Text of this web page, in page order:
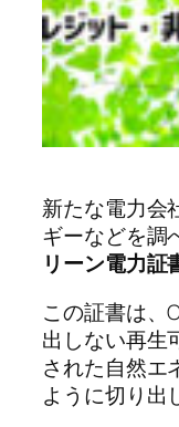
新たな電力会
ギーなどを調
リーン電力証
この証書は、
出しない再生
された自然エ
ように切り出